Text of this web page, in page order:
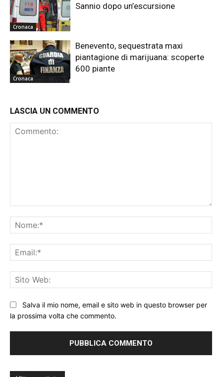
Cronaca
Sannio dopo un’escursione
Cronaca
Benevento, sequestrata maxi
piantagione di marijuana: scoperte
600 piante
LASCIA UN COMMENTO
Salva il mio nome, email e sito web in questo browser per
la prossima volta che commento.